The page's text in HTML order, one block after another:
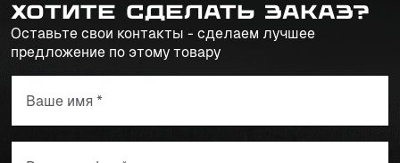
Хотите сделать заказ?
Оставьте свои контакты - сделаем лучшее
предложение по этому товару